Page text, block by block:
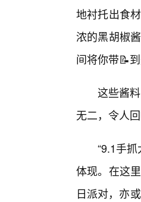
地衬托出食
浓的黑胡椒
间将你带📝
这些酱
无二，令人回
“9.1手
体现。在这
日派对，亦